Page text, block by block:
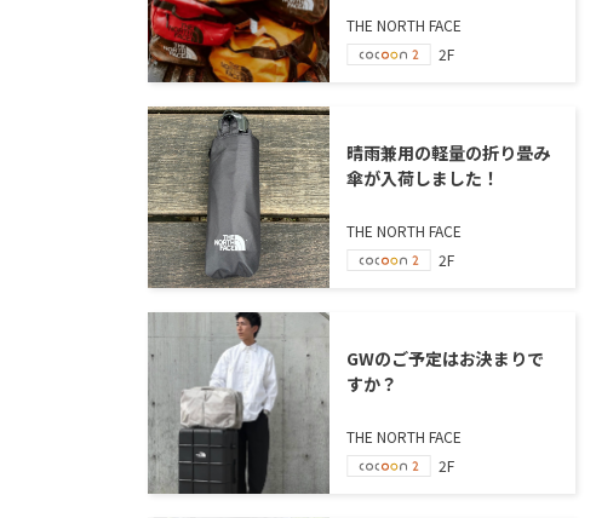
THE NORTH FACE
2F
晴雨兼用の軽量の折り畳み
傘が入荷しました！
THE NORTH FACE
2F
GWのご予定はお決まりで
すか？
THE NORTH FACE
2F